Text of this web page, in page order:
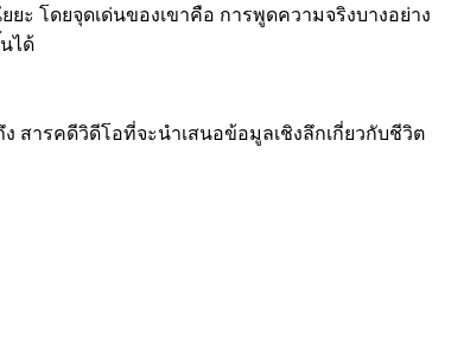
ะ โดยจุดเด่นของเขาคือ การพูดความจริงบางอย่าง
ได้
สารคดีวิดีโอที่จะนำเสนอข้อมูลเชิงลึกเกี่ยวกับชีวิต